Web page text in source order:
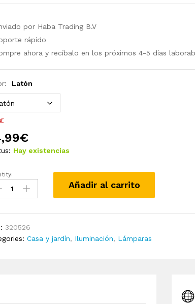
por Haba Trading B.V
rápido
ahora y recíbalo en los próximos 4-5 días
Latón
€
Hay existencias
Añadir al carrito
320526
Casa y jardín, Iluminación, Lámparas